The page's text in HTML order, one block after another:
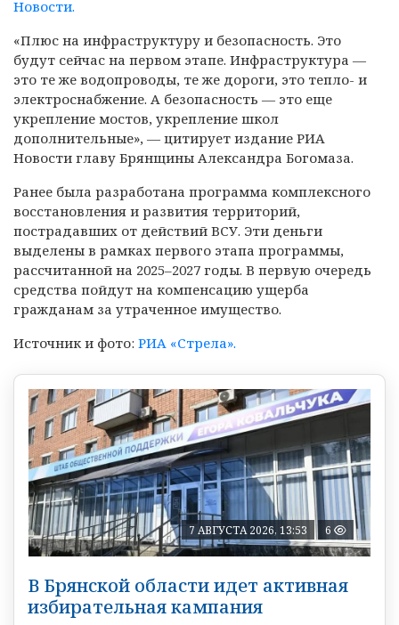
Новости.
«Плюс на инфраструктуру и безопасность. Это
будут сейчас на первом этапе. Инфраструктура —
это те же водопроводы, те же дороги, это тепло- и
электроснабжение. А безопасность — это еще
укрепление мостов, укрепление школ
дополнительные», — цитирует издание РИА
Новости главу Брянщины Александра Богомаза.
Ранее была разработана программа комплексного
восстановления и развития территорий,
пострадавших от действий ВСУ. Эти деньги
выделены в рамках первого этапа программы,
рассчитанной на 2025–2027 годы. В первую очередь
средства пойдут на компенсацию ущерба
гражданам за утраченное имущество.
Источник и фото: РИА «Стрела».
7 АВГУСТА 2026, 13:53 6
В Брянской области идет активная
избирательная кампания